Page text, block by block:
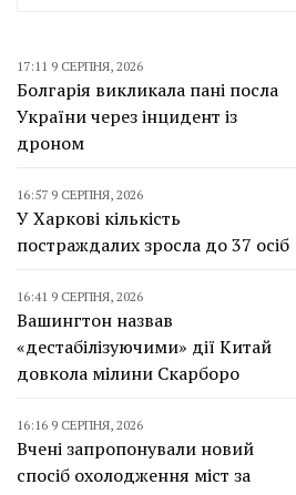
17:11 9 СЕРПНЯ, 2026
Болгарія викликала пані посла
України через інцидент із
дроном
16:57 9 СЕРПНЯ, 2026
У Харкові кількість
постраждалих зросла до 37 осіб
16:41 9 СЕРПНЯ, 2026
Вашингтон назвав
«дестабілізуючими» дії Китай
довкола мілини Скарборо
16:16 9 СЕРПНЯ, 2026
Вчені запропонували новий
спосіб охолодження міст за